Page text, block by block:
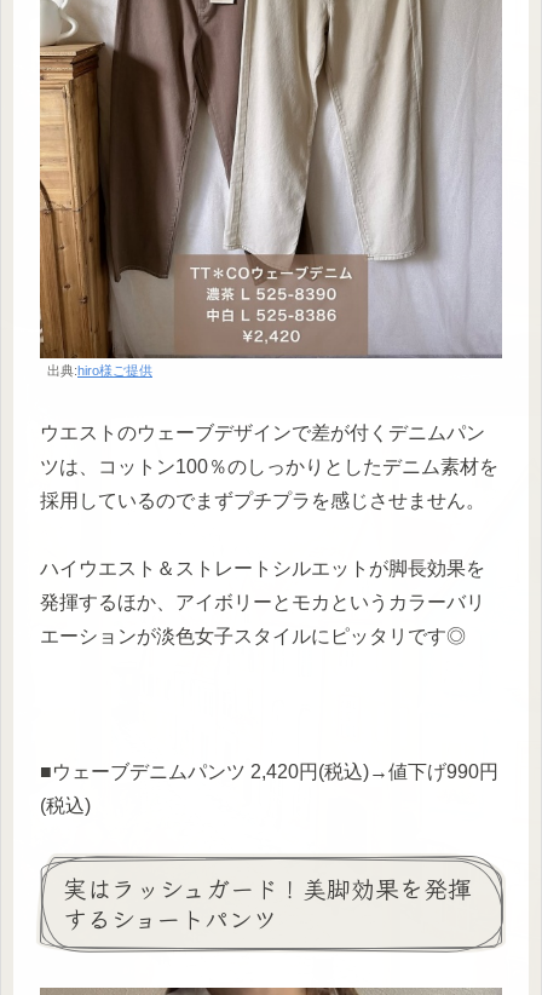
出典:hiro様ご提供
ウエストのウェーブデザインで差が付くデニムパン
ツは、コットン100％のしっかりとしたデニム素材を
採用しているのでまずプチプラを感じさせません。
ハイウエスト＆ストレートシルエットが脚長効果を
発揮するほか、アイボリーとモカというカラーバリ
エーションが淡色女子スタイルにピッタリです◎
■ウェーブデニムパンツ 2,420円(税込)→値下げ990円
(税込)
実はラッシュガード！美脚効果を発揮
するショートパンツ